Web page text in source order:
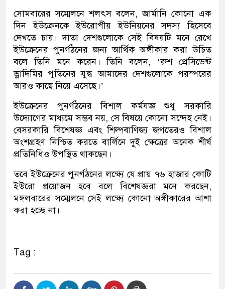
সোমবারের সম্মেলনে শলৎস বলেন, জার্মানি কোনো এক
দিন ইউক্রেনকে ইউরোপীয় ইউনিয়নের সদস্য হিসেবে
দেখতে চায়। দাতা দেশগুলোকে সেই বিষয়টি মনে রেখে
ইউক্রেনের পুনর্গঠনের জন্য আর্থিক অঙ্গীকার করা উচিত
বলে তিনি মনে করেন। তিনি বলেন, ‘রুশ প্রেসিডেন্ট
ভ্লাদিমির পুতিনের যুদ্ধ আমাদের দেশগুলোকে পরস্পরের
আরও কাছে নিয়ে এসেছে।’
ইউক্রেনের পুনর্গঠনের বিশাল কর্মযজ্ঞ শুধু সরকারি
উদ্যোগের মাধ্যমে সম্ভব নয়, সে বিষয়ে কোনো সন্দেহ নেই।
বেসরকারি বিশেষজ্ঞ এবং শিল্পবাণিজ্য জগতেরও বিশাল
অংশগ্রহণ নিশ্চিত করতে বার্লিনে দুই ক্ষেত্রের অনেক শীর্ষ
প্রতিনিধিও উপস্থিত থাকছেন।
তবে ইউক্রেনের পুনর্গঠনের লক্ষ্যে যে প্রায় ৭৬ হাজার কোটি
ইউরো প্রয়োজন হবে বলে বিশেষজ্ঞরা মনে করছেন,
মঙ্গলবারের সম্মেলনে সেই লক্ষ্যে কোনো অঙ্গীকারের আশা
করা হচ্ছে না।
Tag :